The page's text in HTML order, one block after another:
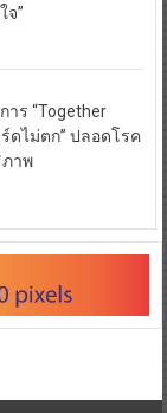
”
าร “Together
ดไม่ตก” ปลอดโรค
ภาพ